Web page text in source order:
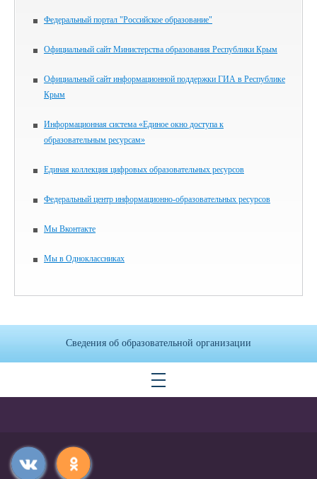
Федеральный портал "Российское образование"
Официальный сайт Министерства образования Республики Крым
Официальный сайт информационной поддержки ГИА в Республике
Крым
Информационная система «Единое окно доступа к
образовательным ресурсам»
Единая коллекция цифровых образовательных ресурсов
Федеральный центр информационно-образовательных ресурсов
Мы Вконтакте
Мы в Одноклассниках
Сведения об образовательной организации